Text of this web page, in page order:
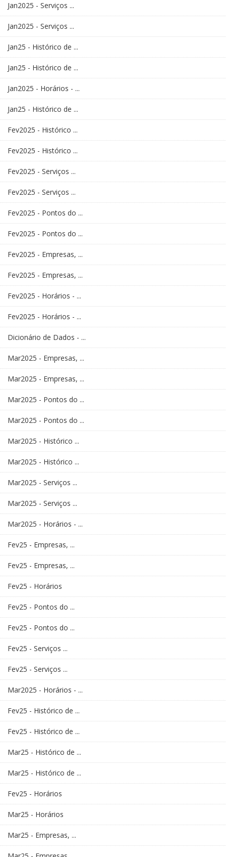
Jan2025 - Serviços ...
Jan2025 - Serviços ...
Jan25 - Histórico de ...
Jan25 - Histórico de ...
Jan2025 - Horários - ...
Jan25 - Histórico de ...
Fev2025 - Histórico ...
Fev2025 - Histórico ...
Fev2025 - Serviços ...
Fev2025 - Serviços ...
Fev2025 - Pontos do ...
Fev2025 - Pontos do ...
Fev2025 - Empresas, ...
Fev2025 - Empresas, ...
Fev2025 - Horários - ...
Fev2025 - Horários - ...
Dicionário de Dados - ...
Mar2025 - Empresas, ...
Mar2025 - Empresas, ...
Mar2025 - Pontos do ...
Mar2025 - Pontos do ...
Mar2025 - Histórico ...
Mar2025 - Histórico ...
Mar2025 - Serviços ...
Mar2025 - Serviços ...
Mar2025 - Horários - ...
Fev25 - Empresas, ...
Fev25 - Empresas, ...
Fev25 - Horários
Fev25 - Pontos do ...
Fev25 - Pontos do ...
Fev25 - Serviços ...
Fev25 - Serviços ...
Mar2025 - Horários - ...
Fev25 - Histórico de ...
Fev25 - Histórico de ...
Mar25 - Histórico de ...
Mar25 - Histórico de ...
Fev25 - Horários
Mar25 - Horários
Mar25 - Empresas, ...